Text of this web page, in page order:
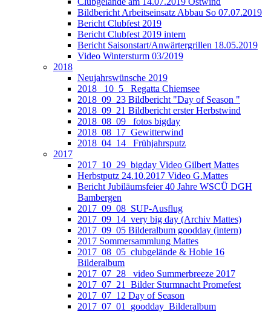
Bildbericht Arbeitseinsatz Abbau So 07.07.2019
Bericht Clubfest 2019
Bericht Clubfest 2019 intern
Bericht Saisonstart/Anwärtergrillen 18.05.2019
Video Wintersturm 03/2019
2018
Neujahrswünsche 2019
2018_ 10_5_ Regatta Chiemsee
2018_09_23 Bildbericht "Day of Season "
2018_09_21 Bildbericht erster Herbstwind
2018_08_09_ fotos bigday
2018_08_17_Gewitterwind
2018_04_14_ Frühjahrsputz
2017
2017_10_29_bigday Video Gilbert Mattes
Herbstputz 24.10.2017 Video G.Mattes
Bericht Jubiläumsfeier 40 Jahre WSCÜ DGH
Bambergen
2017_09_08_SUP-Ausflug
2017_09_14_very big day (Archiv Mattes)
2017_09_05 Bilderalbum goodday (intern)
2017 Sommersammlung Mattes
2017_08_05_clubgelände & Hobie 16
Bilderalbum
2017_07_28_ video Summerbreeze 2017
2017_07_21_Bilder Sturmnacht Promefest
2017_07_12 Day of Season
2017_07_01_goodday_Bilderalbum